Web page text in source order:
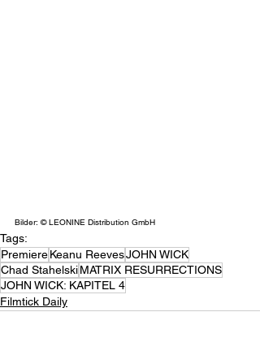
Bilder: © LEONINE Distribution GmbH
Tags:
PremiereKeanu ReevesJOHN WICK
Chad StahelskiMATRIX RESURRECTIONS
JOHN WICK: KAPITEL 4
Filmtick Daily